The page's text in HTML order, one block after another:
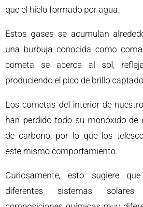
que el hielo formado por agua.
Estos gases se acumulan
una burbuja conocida como
cometa se acerca al sol,
produciendo el pico de brillo
Los cometas del interior de
han perdido todo su monóxido de
de carbono, por lo que los
este mismo comportamiento.
Curiosamente, esto sugiere
diferentes sistemas